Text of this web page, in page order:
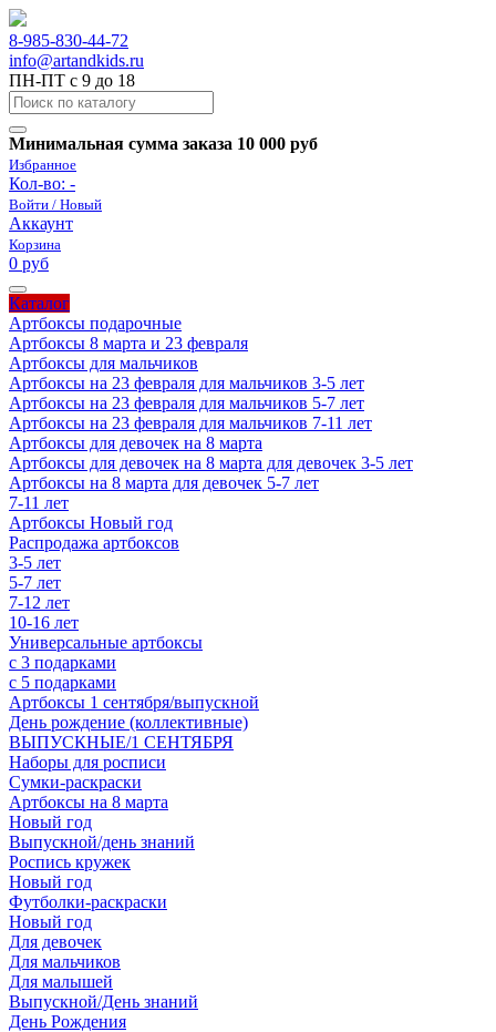
8-985-830-44-72
info@artandkids.ru
ПН-ПТ с 9 до 18
Минимальная сумма заказа 10 000 руб
Избранное
Кол-во: -
Войти / Новый
Аккаунт
Корзина
0 руб
Каталог
Артбоксы подарочные
Артбоксы 8 марта и 23 февраля
Артбоксы для мальчиков
Артбоксы на 23 февраля для мальчиков 3-5 лет
Артбоксы на 23 февраля для мальчиков 5-7 лет
Артбоксы на 23 февраля для мальчиков 7-11 лет
Артбоксы для девочек на 8 марта
Артбоксы для девочек на 8 марта для девочек 3-5 лет
Артбоксы на 8 марта для девочек 5-7 лет
7-11 лет
Артбоксы Новый год
Распродажа артбоксов
3-5 лет
5-7 лет
7-12 лет
10-16 лет
Универсальные артбоксы
с 3 подарками
с 5 подарками
Артбоксы 1 сентября/выпускной
День рождение (коллективные)
ВЫПУСКНЫЕ/1 СЕНТЯБРЯ
Наборы для росписи
Сумки-раскраски
Артбоксы на 8 марта
Новый год
Выпускной/день знаний
Роспись кружек
Новый год
Футболки-раскраски
Новый год
Для девочек
Для мальчиков
Для малышей
Выпускной/День знаний
День Рождения